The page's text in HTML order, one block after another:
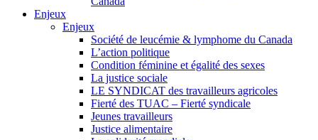
Enjeux
Enjeux
Société de leucémie & lymphome du Canada
L’action politique
Condition féminine et égalité des sexes
La justice sociale
LE SYNDICAT des travailleurs agricoles
Fierté des TUAC – Fierté syndicale
Jeunes travailleurs
Justice alimentaire